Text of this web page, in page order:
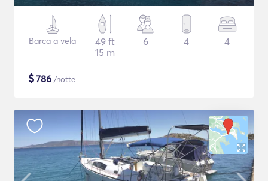
Barca a vela
49 ft
15 m
6 4 4
$786 /notte